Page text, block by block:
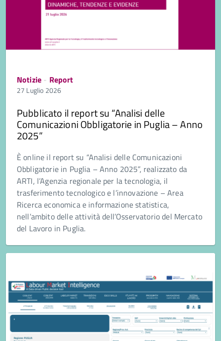
Notizie - Report
27 Luglio 2026
Pubblicato il report su “Analisi delle
Comunicazioni Obbligatorie in Puglia – Anno
2025”
È online il report su “Analisi delle Comunicazioni
Obbligatorie in Puglia – Anno 2025”, realizzato da
ARTI, l’Agenzia regionale per la tecnologia, il
trasferimento tecnologico e l’innovazione – Area
Ricerca economica e informazione statistica,
nell’ambito delle attività dell’Osservatorio del Mercato
del Lavoro in Puglia.